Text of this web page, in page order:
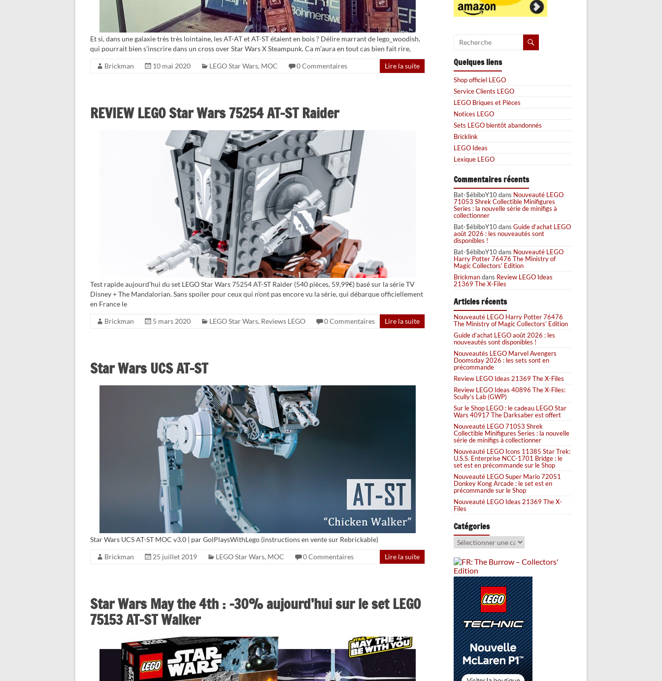
Et si, dans une galaxie très très lointaine, les AT-AT et AT-ST étaient en bois ? Délire marrant de lego_woodish,
qui pourrait bien s’inscrire dans un cross over Star Wars X Steampunk. Ca m’aura en tout cas bien fait rire,
Brickman 10 mai 2020 LEGO Star Wars, MOC 0 Commentaires Lire la suite
REVIEW LEGO Star Wars 75254 AT-ST Raider
Test rapide aujourd’hui du set LEGO Star Wars 75254 AT-ST Raider (540 pièces, 59,99€) basé sur la série TV
Disney + The Mandalorian. Sans spoiler pour ceux qui n’ont pas encore vu la série, qui débarque officiellement
en France le
Brickman 5 mars 2020 LEGO Star Wars, Reviews LEGO 0 Commentaires Lire la suite
Star Wars UCS AT-ST
Star Wars UCS AT-ST MOC v3.0 | par GolPlaysWithLego (instructions en vente sur Rebrickable)
Brickman 25 juillet 2019 LEGO Star Wars, MOC 0 Commentaires Lire la suite
Star Wars May the 4th : -30% aujourd’hui sur le set LEGO
75153 AT-ST Walker
Quelques liens
Shop officiel LEGO
Service Clients LEGO
LEGO Briques et Pièces
Notices LEGO
Sets LEGO bientôt abandonnés
Bricklink
LEGO Ideas
Lexique LEGO
Commentaires récents
Bat-$ébiboY10dans Nouveauté LEGO
71053 Shrek Collectible Minifigures
Series : la nouvelle série de minifigs à
collectionner
Bat-$ébiboY10dans Guide d’achat LEGO
août 2026 : les nouveautés sont
disponibles !
Bat-$ébiboY10dans Nouveauté LEGO
Harry Potter 76476 The Ministry of
Magic Collectors’ Edition
Brickmandans Review LEGO Ideas
21369 The X-Files
Articles récents
Nouveauté LEGO Harry Potter 76476
The Ministry of Magic Collectors’ Edition
Guide d’achat LEGO août 2026 : les
nouveautés sont disponibles !
Nouveautés LEGO Marvel Avengers
Doomsday 2026 : les sets sont en
précommande
Review LEGO Ideas 21369 The X-Files
Review LEGO Ideas 40896 The X-Files:
Scully’s Lab (GWP)
Sur le Shop LEGO : le cadeau LEGO Star
Wars 40917 The Darksaber est offert
Nouveauté LEGO 71053 Shrek
Collectible Minifigures Series : la nouvelle
série de minifigs à collectionner
Nouveauté LEGO Icons 11385 Star Trek:
U.S.S. Enterprise NCC-1701 Bridge : le
set est en précommande sur le Shop
Nouveauté LEGO Super Mario 72051
Donkey Kong Arcade : le set est en
précommande sur le Shop
Nouveauté LEGO Ideas 21369 The X-
Files
Catégories
Catégories